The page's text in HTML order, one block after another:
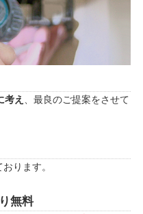
考え
、最良のご提案をさせて
おります。
無料